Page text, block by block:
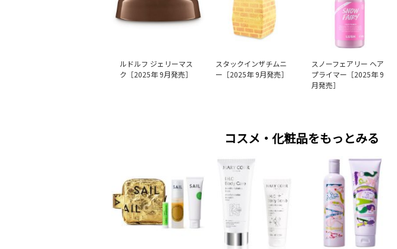
ルドルフ ジェリーマス
ク［2025年 9月発売］
スタックインザチムニ
ー［2025年 9月発売］
スノーフェアリー ヘア
プライマー［2025年 9
月発売］
コスメ・化粧品をもっとみる